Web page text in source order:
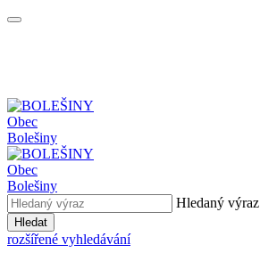
Obec
Bolešiny
Obec
Bolešiny
Hledaný výraz
Hledat
rozšířené vyhledávání